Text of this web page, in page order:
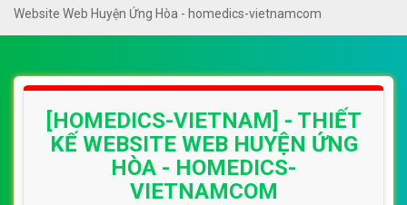
Website Web Huyện Ứng Hòa - homedics-vietnamcom
[HOMEDICS-VIETNAM] - THIẾT
KẾ WEBSITE WEB HUYỆN ỨNG
HÒA - HOMEDICS-
VIETNAMCOM